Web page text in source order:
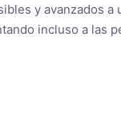
y avanzados a
incluso a las